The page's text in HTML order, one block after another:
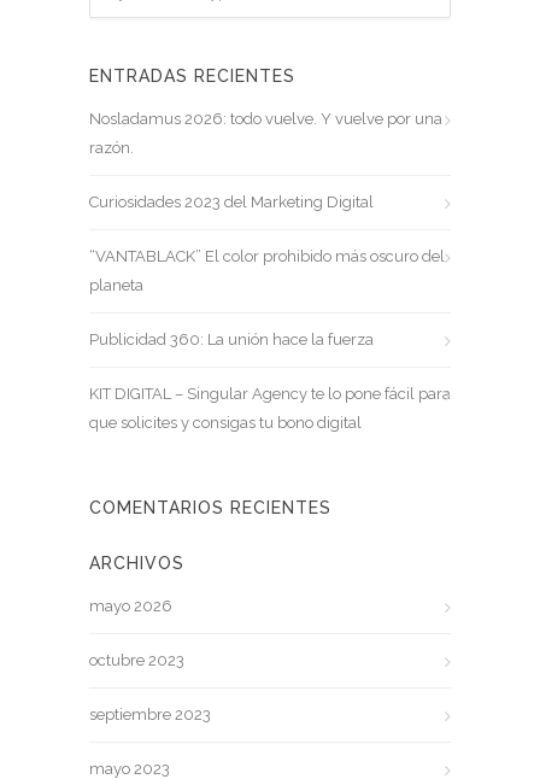
ENTRADAS RECIENTES
Nosladamus 2026: todo vuelve. Y vuelve por una
razón.
Curiosidades 2023 del Marketing Digital
“VANTABLACK” El color prohibido más oscuro del
planeta
Publicidad 360: La unión hace la fuerza
KIT DIGITAL – Singular Agency te lo pone fácil para
que solicites y consigas tu bono digital
COMENTARIOS RECIENTES
ARCHIVOS
mayo 2026
octubre 2023
septiembre 2023
mayo 2023